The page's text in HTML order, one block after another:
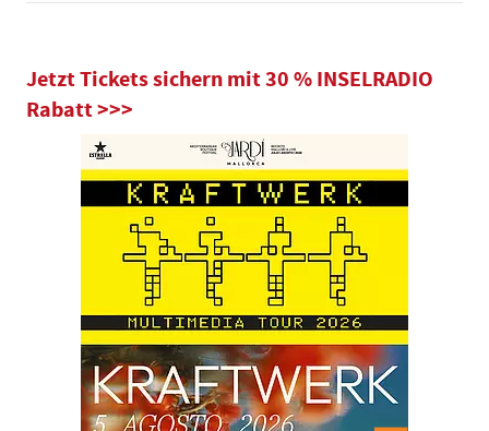
Jetzt Tickets sichern mit 30 % INSELRADIO
Rabatt >>>